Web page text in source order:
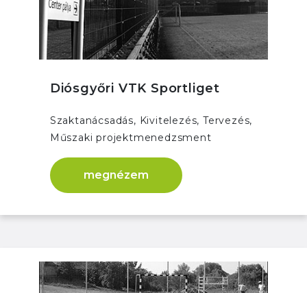
Diósgyőri VTK Sportliget
Szaktanácsadás, Kivitelezés, Tervezés,
Műszaki projektmenedzsment
megnézem